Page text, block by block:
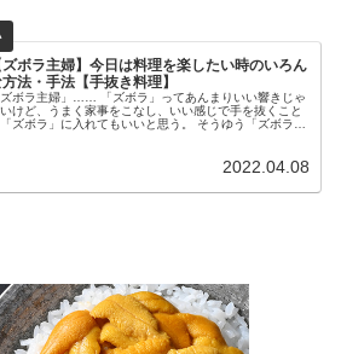
ズボラ主婦】今日は料理を楽したい時のいろん
法・手法【手抜き料理】
ズボラ主婦」…… 「ズボラ」ってあんまりいい響きじゃ
けど、うまく家事をこなし、いい感じで手を抜くこと
「ズボラ」に入れてもいいと思う。 そうゆう「ズボラ主
2022.04.08